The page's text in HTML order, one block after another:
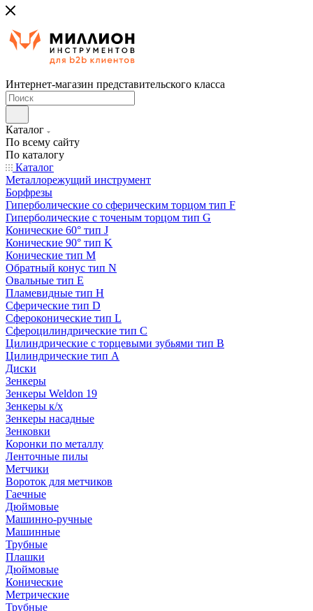
Интернет-магазин представительского класса
Каталог
По всему сайту
По каталогу
Каталог
Металлорежущий инструмент
Борфрезы
Гиперболические cо сферическим торцом тип F
Гиперболические с точеным торцом тип G
Конические 60° тип J
Конические 90° тип K
Конические тип M
Обратный конус тип N
Овальные тип E
Пламевидные тип H
Сферические тип D
Сфероконические тип L
Сфероцилиндрические тип C
Цилиндрические с торцевыми зубьями тип B
Цилиндрические тип А
Диски
Зенкеры
Зенкеры Weldon 19
Зенкеры к/х
Зенкеры насадные
Зенковки
Коронки по металлу
Ленточные пилы
Метчики
Вороток для метчиков
Гаечные
Дюймовые
Машинно-ручные
Машинные
Трубные
Плашки
Дюймовые
Конические
Метрические
Трубные